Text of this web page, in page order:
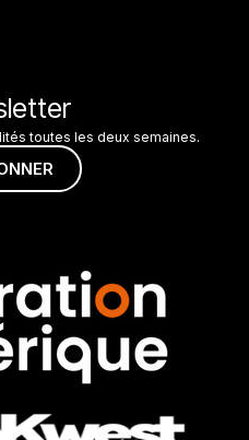
toutes les deux semaines.